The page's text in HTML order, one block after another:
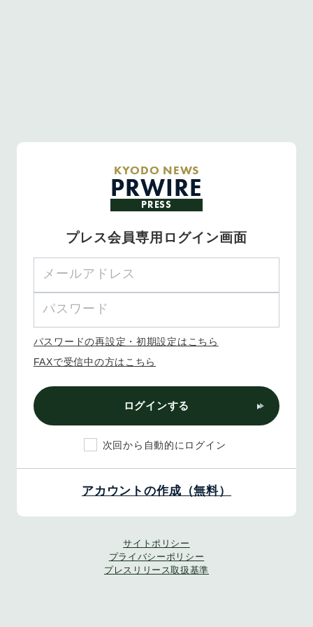
KYODO NEWS
PRWIRE
PRESS
プレス会員専用ログイン画面
パスワードの再設定・初期設定はこちら
FAXで受信中の方はこちら
ログインする
次回から自動的にログイン
アカウントの作成（無料）
サイトポリシー
プライバシーポリシー
プレスリリース取扱基準